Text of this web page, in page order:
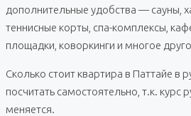
дополнительные удобства — сауны,
теннисные корты, спа-комплексы,
площадки, коворкинги и многое
Сколько стоит квартира в Паттайе в
посчитать самостоятельно, т.к. курс
меняется.